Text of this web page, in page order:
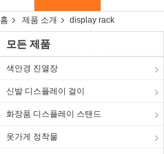
홈 제품 소개 display rack
모든 제품
색안경 진열장
신발 디스플레이 걸이
화장품 디스플레이 스탠드
옷가게 정착물